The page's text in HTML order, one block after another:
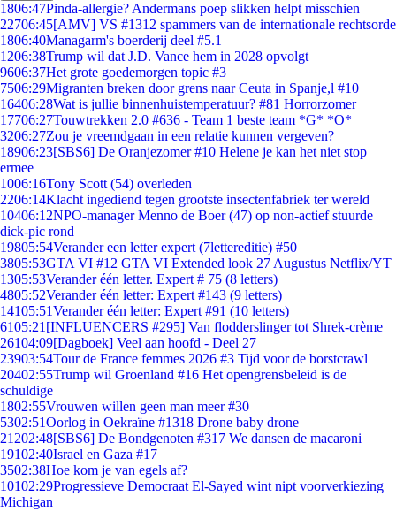
1806:47Pinda-allergie? Andermans poep slikken helpt misschien
22706:45[AMV] VS #1312 spammers van de internationale rechtsorde
1806:40Managarm's boerderij deel #5.1
1206:38Trump wil dat J.D. Vance hem in 2028 opvolgt
9606:37Het grote goedemorgen topic #3
7506:29Migranten breken door grens naar Ceuta in Spanje,l #10
16406:28Wat is jullie binnenhuistemperatuur? #81 Horrorzomer
17706:27Touwtrekken 2.0 #636 - Team 1 beste team *G* *O*
3206:27Zou je vreemdgaan in een relatie kunnen vergeven?
18906:23[SBS6] De Oranjezomer #10 Helene je kan het niet stop
ermee
1006:16Tony Scott (54) overleden
2206:14Klacht ingediend tegen grootste insectenfabriek ter wereld
10406:12NPO-manager Menno de Boer (47) op non-actief stuurde
dick-pic rond
19805:54Verander een letter expert (7lettereditie) #50
3805:53GTA VI #12 GTA VI Extended look 27 Augustus Netflix/YT
1305:53Verander één letter. Expert # 75 (8 letters)
4805:52Verander één letter: Expert #143 (9 letters)
14105:51Verander één letter: Expert #91 (10 letters)
6105:21 [INFLUENCERS #295] Van flodderslinger tot Shrek-crème
26104:09[Dagboek] Veel aan hoofd - Deel 27
23903:54Tour de France femmes 2026 #3 Tijd voor de borstcrawl
20402:55Trump wil Groenland #16 Het opengrensbeleid is de
schuldige
1802:55Vrouwen willen geen man meer #30
5302:51Oorlog in Oekraïne #1318 Drone baby drone
21202:48[SBS6] De Bondgenoten #317 We dansen de macaroni
19102:40Israel en Gaza #17
3502:38Hoe kom je van egels af?
10102:29Progressieve Democraat El-Sayed wint nipt voorverkiezing
Michigan